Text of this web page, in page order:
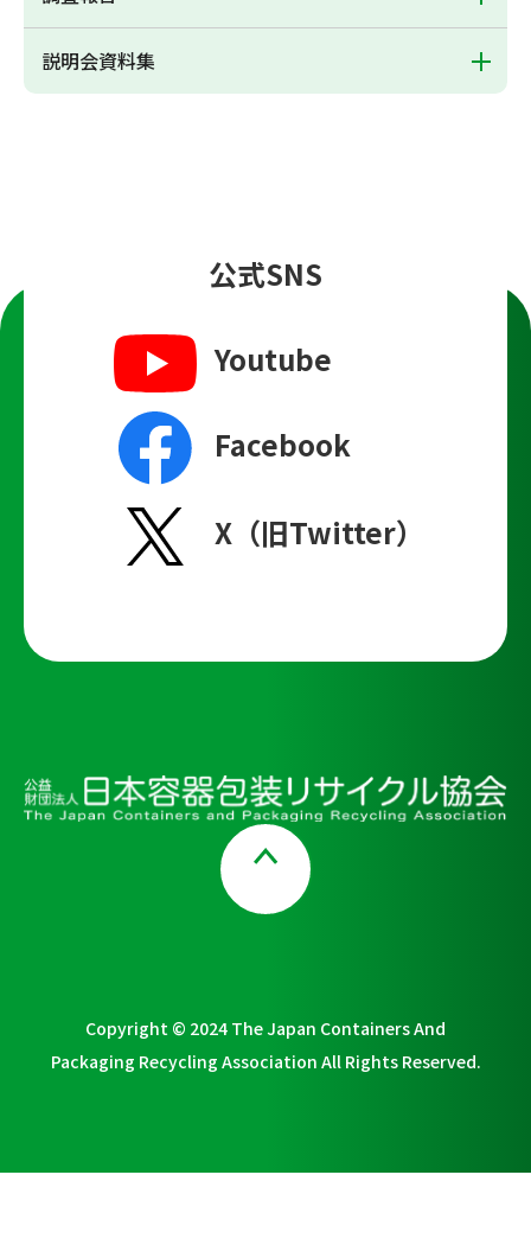
説明会資料集
公式SNS
Youtube
Facebook
X（旧Twitter）
Copyright © 2024 The Japan Containers And
Packaging Recycling Association All Rights Reserved.